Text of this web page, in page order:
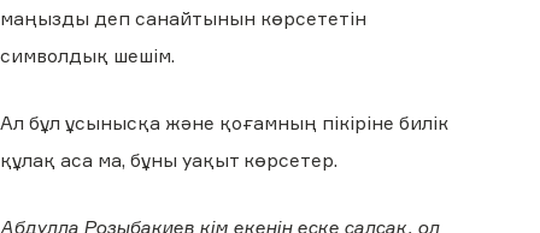
маңызды деп санайтынын көрсететін
символдық шешім.
Ал бұл ұсынысқа және қоғамның пікіріне билік
құлақ аса ма, бұны уақыт көрсетер.
Абдулла Розыбакиев кім екенін еске салсақ, ол